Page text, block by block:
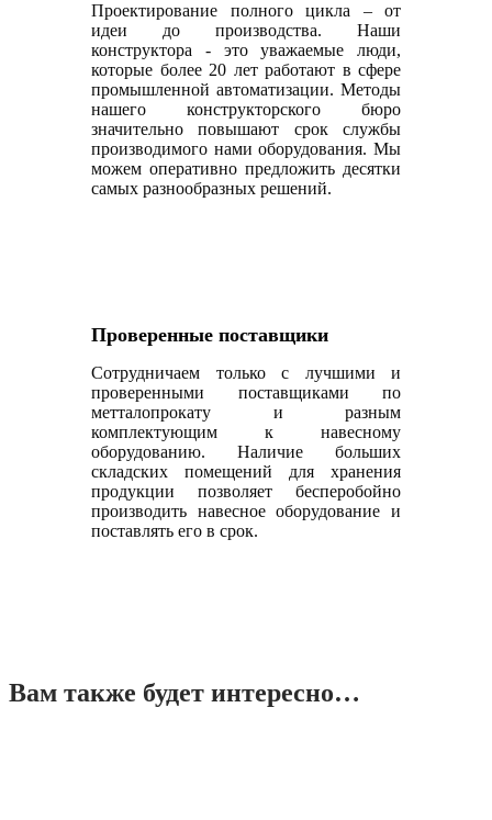
Проектирование полного цикла – от
идеи до производства. Наши
конструктора - это уважаемые люди,
которые более 20 лет работают в сфере
промышленной автоматизации. Методы
нашего конструкторского бюро
значительно повышают срок службы
производимого нами оборудования. Мы
можем оперативно предложить десятки
самых разнообразных решений.
Проверенные поставщики
Сотрудничаем только с лучшими и
проверенными поставщиками по
метталопрокату и разным
комплектующим к навесному
оборудованию. Наличие больших
складских помещений для хранения
продукции позволяет бесперобойно
производить навесное оборудование и
поставлять его в срок.
Вам также будет интересно…